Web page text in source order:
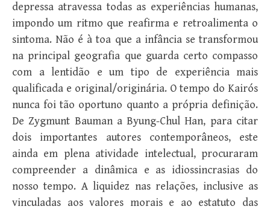
depressa atravessa todas as experiências humanas,
impondo um ritmo que reafirma e retroalimenta o
sintoma. Não é à toa que a infância se transformou
na principal geografia que guarda certo compasso
com a lentidão e um tipo de experiência mais
qualificada e original/originária. O tempo do Kairós
nunca foi tão oportuno quanto a própria definição.
De Zygmunt Bauman a Byung-Chul Han, para citar
dois importantes autores contemporâneos, este
ainda em plena atividade intelectual, procuraram
compreender a dinâmica e as idiossincrasias do
nosso tempo. A liquidez nas relações, inclusive as
vinculadas aos valores morais e ao estatuto das